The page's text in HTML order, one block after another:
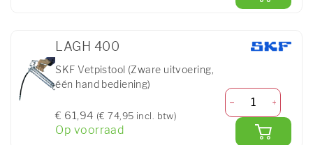
LAGH 400
SKF Vetpistool (Zware uitvoering,
één hand bediening)
€ 61,94 (€ 74,95 incl. btw)
Op voorraad